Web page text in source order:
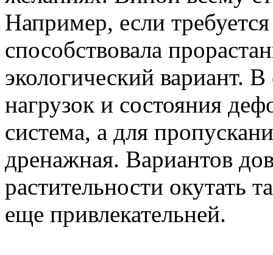
Например, если
способствовала
экологический вариант.
нагрузок и состояния
система, а для
дренажная. Вариантов
растительности окутать
еще привлекательней.